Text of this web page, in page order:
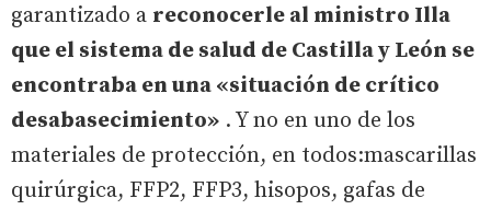
garantizado a reconocerle al ministro Illa
que el sistema de salud de Castilla y León se
encontraba en una «situación de crítico
desabasecimiento» . Y no en uno de los
materiales de protección, en todos:mascarillas
quirúrgica, FFP2, FFP3, hisopos, gafas de